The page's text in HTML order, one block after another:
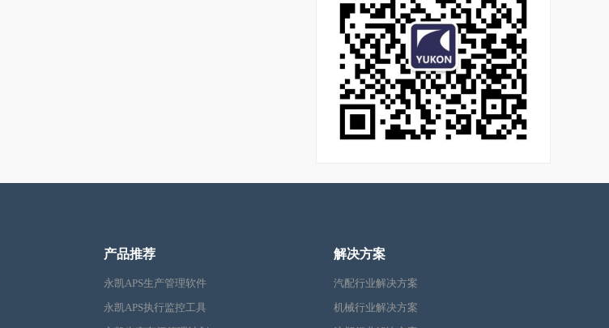
产品推荐
永凯APS生产管理软件
永凯APS执行监控工具
解决方案
汽配行业解决方案
机械行业解决方案